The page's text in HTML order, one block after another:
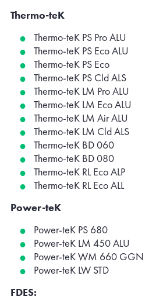
Thermo-teK
Thermo-teK PS Pro ALU
Thermo-teK PS Eco ALU
Thermo-teK PS Eco
Thermo-teK PS Cld ALS
Thermo-teK LM Pro ALU
Thermo-teK LM Eco ALU
Thermo-teK LM Air ALU
Thermo-teK LM Cld ALS
Thermo-teK BD 060
Thermo-teK BD 080
Thermo-teK RL Eco ALP
Thermo-teK RL Eco ALL
Power-teK
Power-teK PS 680
Power-teK LM 450 ALU
Power-teK WM 660 GGN
Power-teK LW STD
FDES: